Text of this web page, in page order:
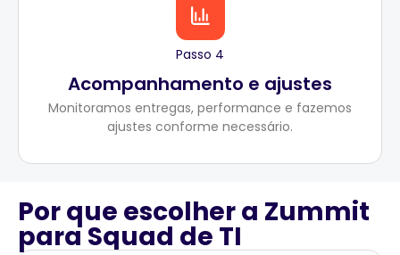
Passo 4
Acompanhamento e ajustes
Monitoramos entregas, performance e fazemos
ajustes conforme necessário.
Por que escolher a Zummit
para Squad de TI